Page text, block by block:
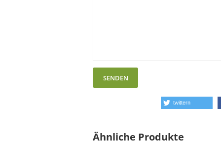
twittern
Ähnliche Produkte